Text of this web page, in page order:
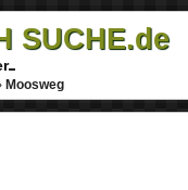
SUCHE.de
Moosweg